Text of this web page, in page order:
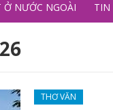
Ở NƯỚC NGOÀI TIN
THƠ VĂN